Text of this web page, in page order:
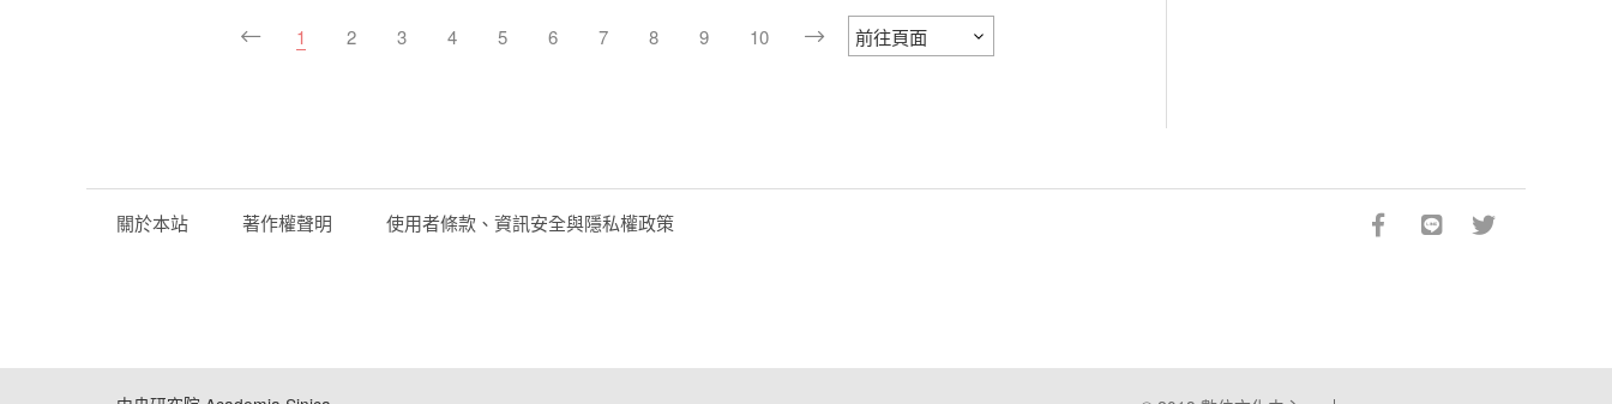
1 2 3 4 5 6 7 8 9 10
關於本站 著作權聲明 使用者條款、資訊安全與隱私權政策